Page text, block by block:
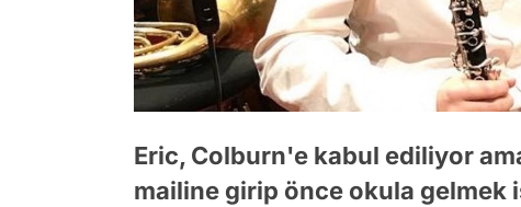
Eric, Colburn'e kabul ediliyor
mailine girip önce okula gelmek